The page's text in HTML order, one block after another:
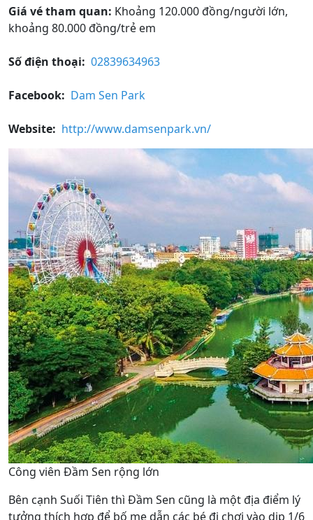
Giá vé tham quan: Khoảng 120.000 đồng/người lớn,
khoảng 80.000 đồng/trẻ em
Số điện thoại: 02839634963
Facebook: Dam Sen Park
Website: http://www.damsenpark.vn/
Công viên Đầm Sen rộng lớn
Bên cạnh Suối Tiên thì Đầm Sen cũng là một địa điểm lý
tưởng thích hợp để bố mẹ dẫn các bé đi chơi vào dịp 1/6